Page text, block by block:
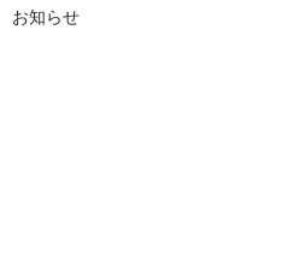
お知らせ